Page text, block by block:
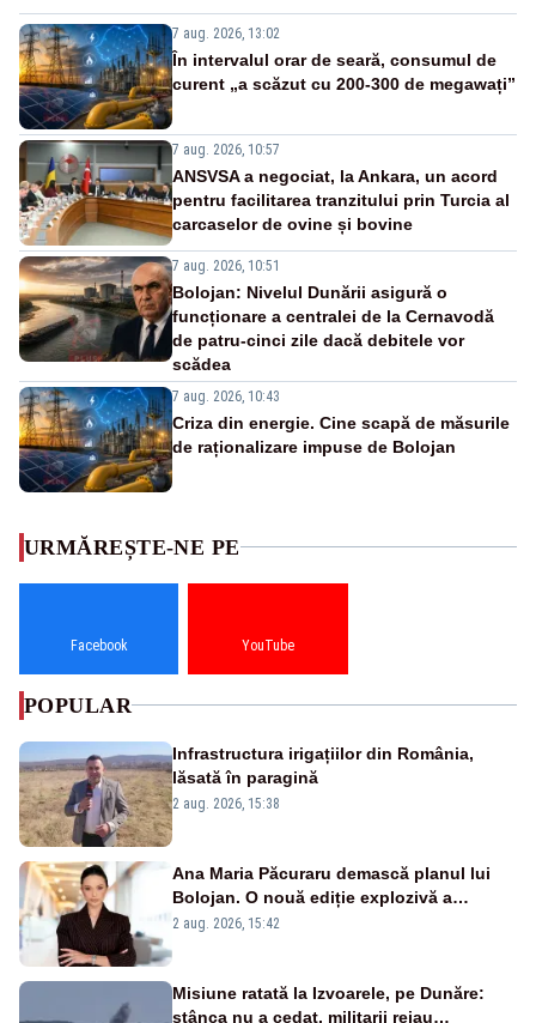
7 aug. 2026, 13:02
În intervalul orar de seară, consumul de
curent „a scăzut cu 200-300 de megawați”
7 aug. 2026, 10:57
ANSVSA a negociat, la Ankara, un acord
pentru facilitarea tranzitului prin Turcia al
carcaselor de ovine și bovine
7 aug. 2026, 10:51
Bolojan: Nivelul Dunării asigură o
funcționare a centralei de la Cernavodă
de patru-cinci zile dacă debitele vor
scădea
7 aug. 2026, 10:43
Criza din energie. Cine scapă de măsurile
de raționalizare impuse de Bolojan
URMĂREȘTE-NE PE
Facebook YouTube
POPULAR
Infrastructura irigațiilor din România,
lăsată în paragină
2 aug. 2026, 15:38
Ana Maria Păcuraru demască planul lui
Bolojan. O nouă ediție explozivă a
emisiunii „Miza Zilei” la Realitatea PLUS
2 aug. 2026, 15:42
Misiune ratată la Izvoarele, pe Dunăre:
stânca nu a cedat, militarii reiau